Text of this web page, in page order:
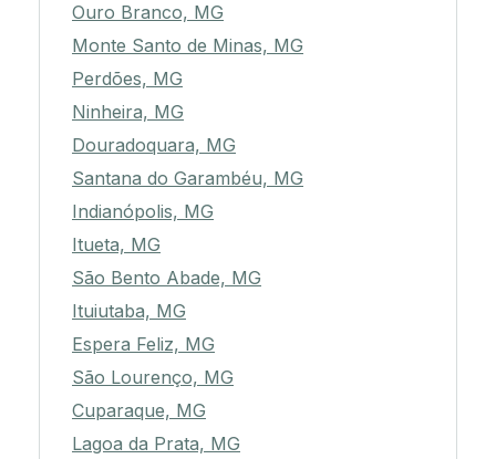
Ouro Branco, MG
Monte Santo de Minas, MG
Perdões, MG
Ninheira, MG
Douradoquara, MG
Santana do Garambéu, MG
Indianópolis, MG
Itueta, MG
São Bento Abade, MG
Ituiutaba, MG
Espera Feliz, MG
São Lourenço, MG
Cuparaque, MG
Lagoa da Prata, MG